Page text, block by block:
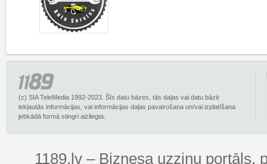
(c) SIA TeleMedia 1992-2023. Šīs datu bāzes, tās daļas vai datu bāzē
iekļautās informācijas, vai informācijas daļas pavairošana un/vai izplatīšana
jebkādā formā stingri aizliegta.
1189.lv – Biznesa uzziņu portāls,